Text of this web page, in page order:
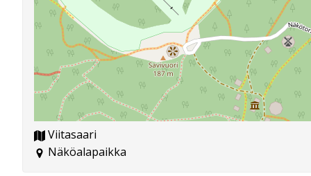
Viitasaari
Näköalapaikka